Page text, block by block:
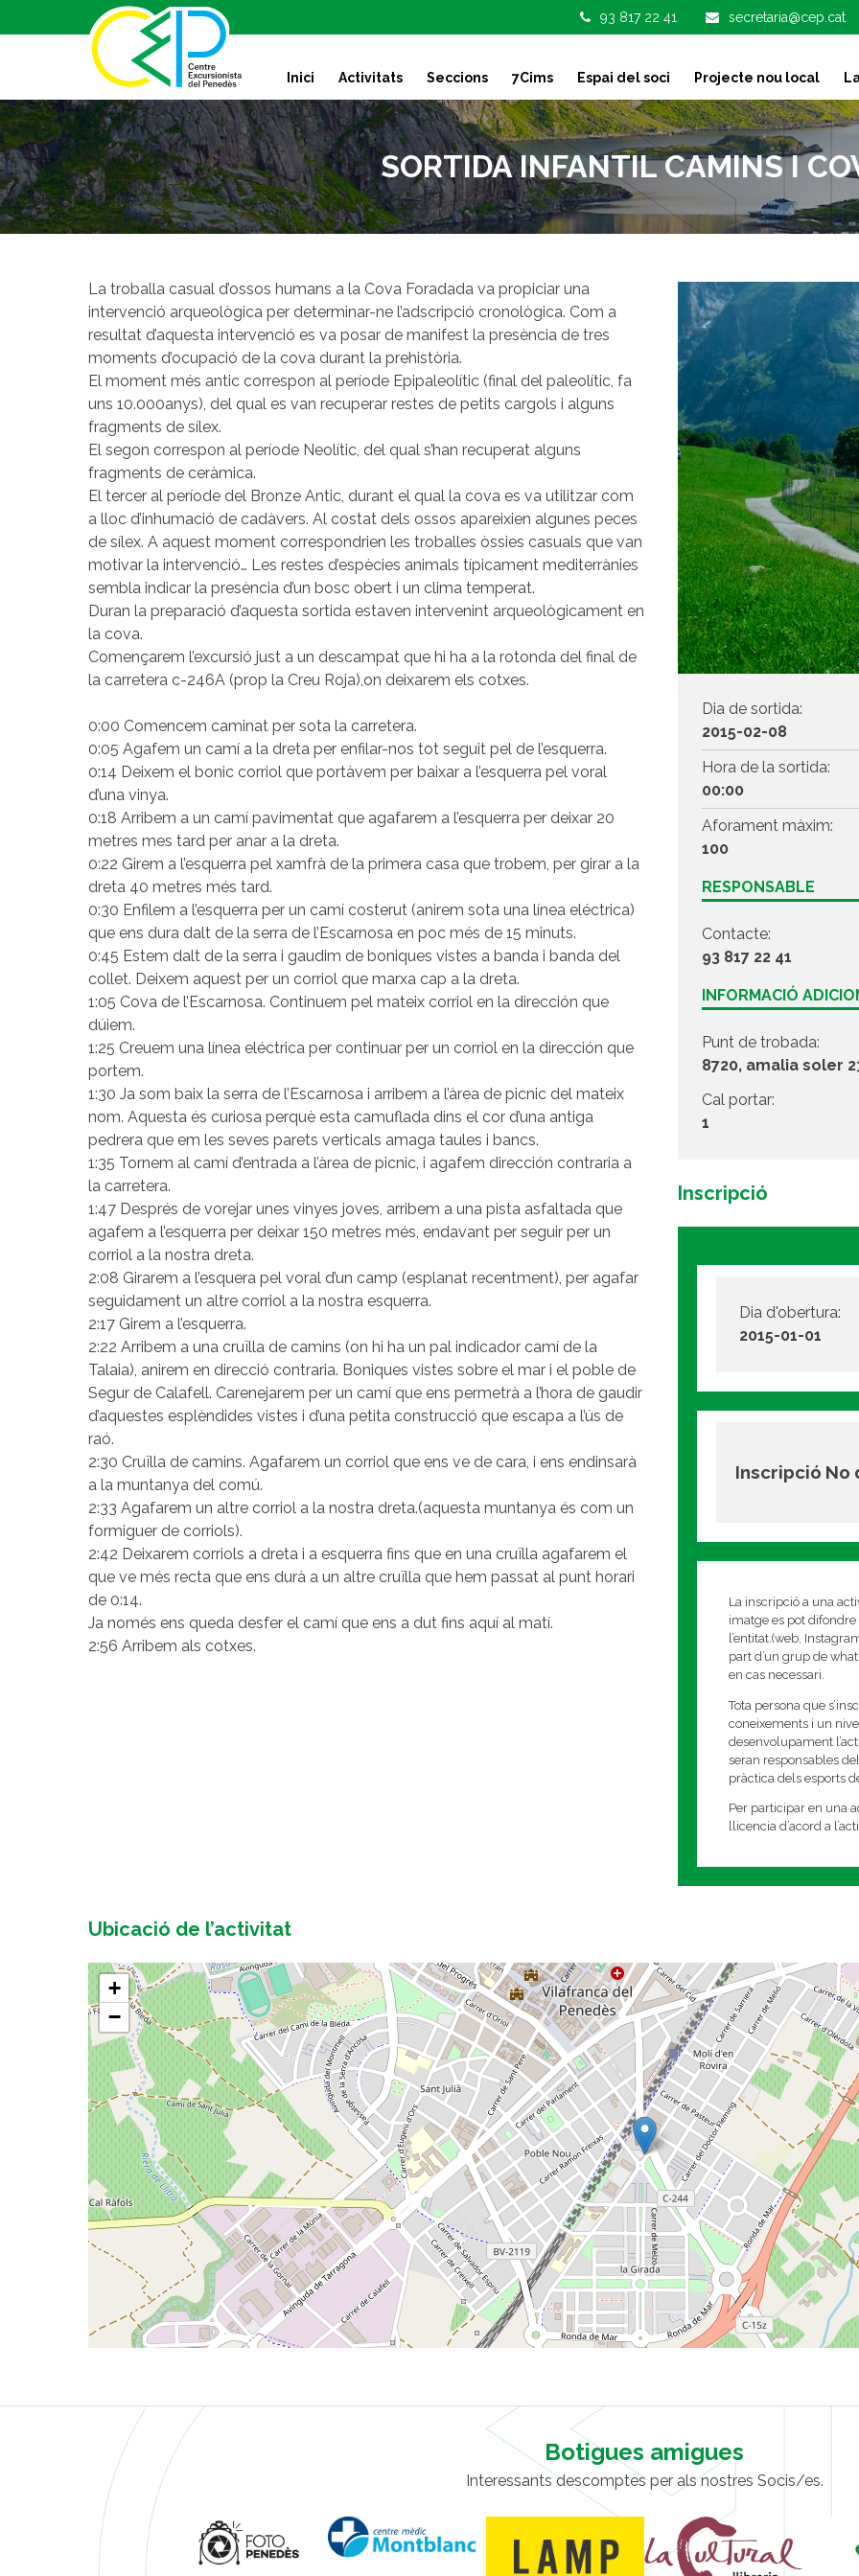
k
t
o
c
o
n
t
93 817 22 41 secretaria@cep.cat
Inici Activitats Seccions 7Cims Espai del soci Projecte nou local
SORTIDA INFANTIL CAMINS I
La troballa casual d’ossos humans a la Cova Foradada va propiciar una
intervenció arqueològica per determinar-ne l’adscripció cronològica. Com a
resultat d’aquesta intervenció es va posar de manifest la presència de tres
moments d’ocupació de la cova durant la prehistòria.
El moment més antic correspon al període Epipaleolític (final del paleolític, fa
uns 10.000anys), del qual es van recuperar restes de petits cargols i alguns
fragments de sílex.
El segon correspon al període Neolític, del qual s’han recuperat alguns
fragments de ceràmica.
El tercer al període del Bronze Antic, durant el qual la cova es va utilitzar com
a lloc d’inhumació de cadàvers. Al costat dels ossos apareixien algunes peces
de sílex. A aquest moment correspondrien les troballes òssies casuals que van
motivar la intervenció… Les restes d’espècies animals típicament mediterrànies
sembla indicar la presència d’un bosc obert i un clima temperat.
Duran la preparació d’aquesta sortida estaven intervenint arqueològicament en
la cova.
Començarem l’excursió just a un descampat que hi ha a la rotonda del final de
la carretera c-246A (prop la Creu Roja),on deixarem els cotxes.
0:00 Comencem caminat per sota la carretera.
0:05 Agafem un camí a la dreta per enfilar-nos tot seguit pel de l’esquerra.
0:14 Deixem el bonic corriol que portàvem per baixar a l’esquerra pel voral
d’una vinya.
0:18 Arribem a un camí pavimentat que agafarem a l’esquerra per deixar 20
metres mes tard per anar a la dreta.
0:22 Girem a l’esquerra pel xamfrà de la primera casa que trobem, per girar a la
dreta 40 metres més tard.
0:30 Enfilem a l’esquerra per un camí costerut (anirem sota una línea eléctrica)
que ens dura dalt de la serra de l’Escarnosa en poc més de 15 minuts.
0:45 Estem dalt de la serra i gaudim de boniques vistes a banda i banda del
collet. Deixem aquest per un corriol que marxa cap a la dreta.
1:05 Cova de l’Escarnosa. Continuem pel mateix corriol en la dirección que
dúiem.
1:25 Creuem una línea eléctrica per continuar per un corriol en la dirección que
portem.
1:30 Ja som baix la serra de l’Escarnosa i arribem a l’àrea de picnic del mateix
nom. Aquesta és curiosa perquè esta camuflada dins el cor d’una antiga
pedrera que em les seves parets verticals amaga taules i bancs.
1:35 Tornem al camí d’entrada a l’àrea de picnic, i agafem dirección contraria a
la carretera.
1:47 Després de vorejar unes vinyes joves, arribem a una pista asfaltada que
agafem a l’esquerra per deixar 150 metres més, endavant per seguir per un
corriol a la nostra dreta.
2:08 Girarem a l’esquera pel voral d’un camp (esplanat recentment), per agafar
seguidament un altre corriol a la nostra esquerra.
2:17 Girem a l’esquerra.
2:22 Arribem a una cruïlla de camins (on hi ha un pal indicador camí de la
Talaia), anirem en direcció contraria. Boniques vistes sobre el mar i el poble de
Segur de Calafell. Carenejarem per un camí que ens permetrà a l’hora de gaudir
d’aquestes esplèndides vistes i d’una petita construcció que escapa a l’ús de
raó.
2:30 Cruïlla de camins. Agafarem un corriol que ens ve de cara, i ens endinsarà
a la muntanya del comú.
2:33 Agafarem un altre corriol a la nostra dreta.(aquesta muntanya és com un
formiguer de corriols).
2:42 Deixarem corriols a dreta i a esquerra fins que en una cruïlla agafarem el
que ve més recta que ens durà a un altre cruïlla que hem passat al punt horari
de 0:14.
Ja només ens queda desfer el camí que ens a dut fins aquí al matí.
2:56 Arribem als cotxes.
Dia de sortida:
2015-02-08
Hora de la sortida:
00:00
Aforament màxim:
100
RESPONSABLE
Contacte:
93 817 22 41
INFORMACIÓ
Punt de trobada:
8720, amalia soler
Cal portar:
1
Inscripció
Dia d'obertura:
2015-01-01
Inscripció No
La inscripció a una
imatge es pot
l’entitat.(web,
part d’un grup de
en cas necessari.
Tota persona que
coneixements i un
desenvolupament
seran responsables
pràctica dels esports
Per participar en una
llicencia d’acord a
Ubicació de l’activitat
+
−
Botigues amigues
Interessants descomptes per als nostres Socis/es.